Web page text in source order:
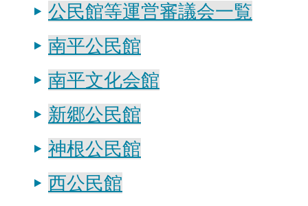
公民館等運営審議会一覧
南平公民館
南平文化会館
新郷公民館
神根公民館
西公民館